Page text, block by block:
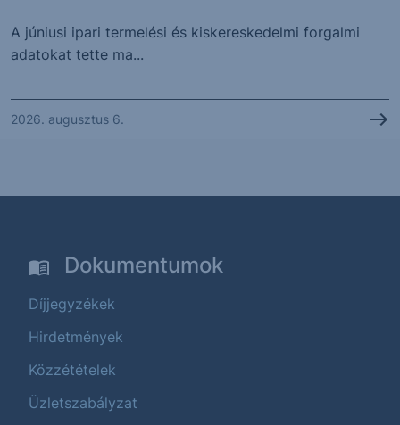
A júniusi ipari termelési és kiskereskedelmi forgalmi
adatokat tette ma...
2026. augusztus 6.
Dokumentumok
Díjjegyzékek
Hirdetmények
Közzétételek
Üzletszabályzat